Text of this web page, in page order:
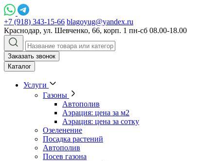
+7 (918) 343-15-66 blagoyug@yandex.ru
Краснодар, ул. Шевченко, 66, корп. 1 пн-сб 08.00-18.00
Заказать звонок
Каталог
Услуги
Газоны
Автополив
Аэрация: цена за м2
Аэрация: цена за сотку
Озеленение
Посадка растений
Автополив
Посев газона